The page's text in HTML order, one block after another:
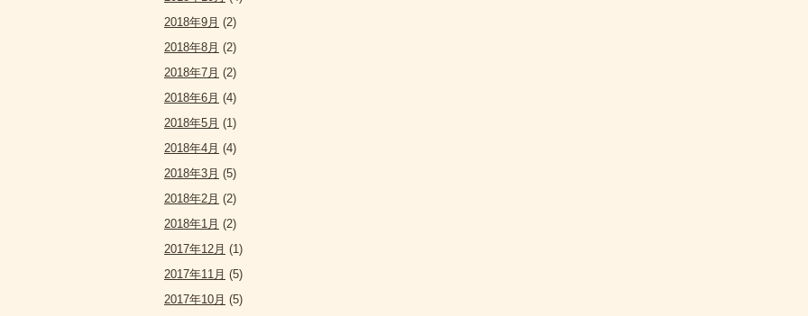
2018年9月 (2)
2018年8月 (2)
2018年7月 (2)
2018年6月 (4)
2018年5月 (1)
2018年4月 (4)
2018年3月 (5)
2018年2月 (2)
2018年1月 (2)
2017年12月 (1)
2017年11月 (5)
2017年10月 (5)